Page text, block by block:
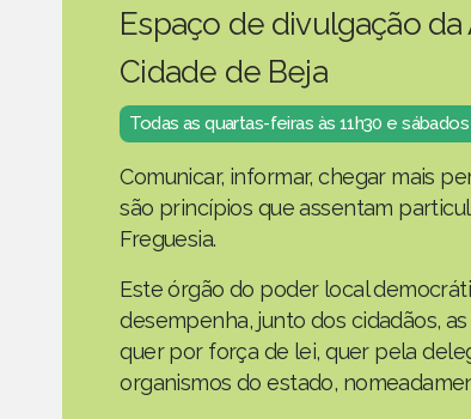
Espaço de divulgação
Cidade de Beja
Todas as quartas-feiras às 11h30 e sábados
Comunicar, informar, chegar mais
são princípios que assentam
Freguesia.
Este órgão do poder local
desempenha, junto dos cidadãos,
quer por força de lei, quer pela
organismos do estado,